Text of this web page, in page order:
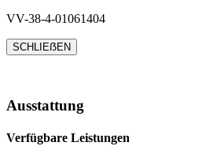
VV-38-4-01061404
SCHLIEẞEN
Ausstattung
Verfügbare Leistungen